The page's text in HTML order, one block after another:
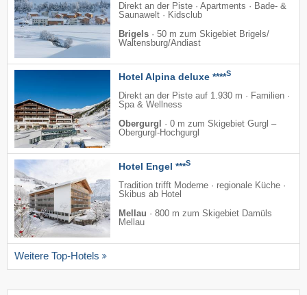
Direkt an der Piste · Apartments · Bade- &
Saunawelt · Kidsclub
Brigels · 50 m zum Skigebiet Brigels/​
Waltensburg/​Andiast
Hotel Alpina deluxe ****S
Direkt an der Piste auf 1.930 m · Familien ·
Spa & Wellness
Obergurgl
· 0 m zum Skigebiet Gurgl –
Obergurgl-Hochgurgl
Hotel Engel ***S
Tradition trifft Moderne · regionale Küche ·
Skibus ab Hotel
Mellau · 800 m zum Skigebiet Damüls
Mellau
Weitere Top-Hotels